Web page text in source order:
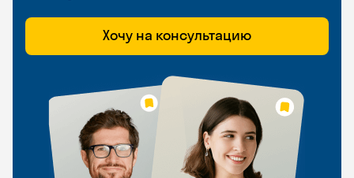
Хочу на консультацию